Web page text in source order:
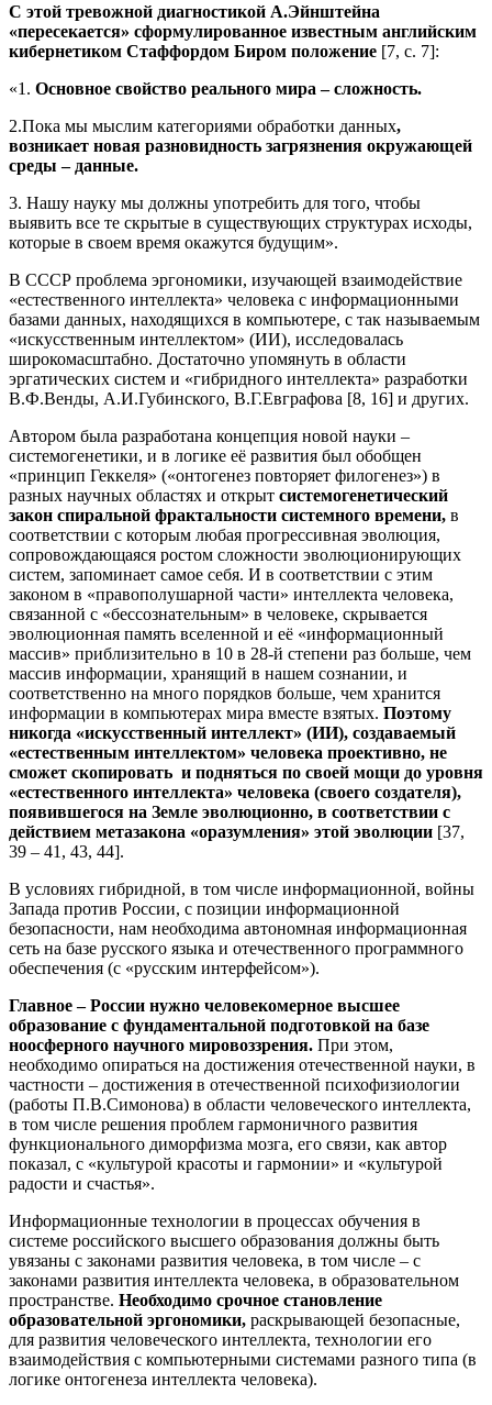
С этой тревожной диагностикой А.Эйнштейна
«пересекается» сформулированное известным английским
кибернетиком Стаффордом Биром положение [7, с. 7]:
«1. Основное свойство реального мира – сложность.
2.Пока мы мыслим категориями обработки данных,
возникает новая разновидность загрязнения окружающей
среды – данные.
3. Нашу науку мы должны употребить для того, чтобы
выявить все те скрытые в существующих структурах исходы,
которые в своем время окажутся будущим».
В СССР проблема эргономики, изучающей взаимодействие
«естественного интеллекта» человека с информационными
базами данных, находящихся в компьютере, с так называемым
«искусственным интеллектом» (ИИ), исследовалась
широкомасштабно. Достаточно упомянуть в области
эргатических систем и «гибридного интеллекта» разработки
В.Ф.Венды, А.И.Губинского, В.Г.Евграфова [8, 16] и других.
Автором была разработана концепция новой науки –
системогенетики, и в логике её развития был обобщен
«принцип Геккеля» («онтогенез повторяет филогенез») в
разных научных областях и открыт системогенетический
закон спиральной фрактальности системного времени, в
соответствии с которым любая прогрессивная эволюция,
сопровождающаяся ростом сложности эволюционирующих
систем, запоминает самое себя. И в соответствии с этим
законом в «правополушарной части» интеллекта человека,
связанной с «бессознательным» в человеке, скрывается
эволюционная память вселенной и её «информационный
массив» приблизительно в 10 в 28-й степени раз больше, чем
массив информации, хранящий в нашем сознании, и
соответственно на много порядков больше, чем хранится
информации в компьютерах мира вместе взятых. Поэтому
никогда «искусственный интеллект» (ИИ), создаваемый
«естественным интеллектом» человека проективно, не
сможет скопировать и подняться по своей мощи до уровня
«естественного интеллекта» человека (своего создателя),
появившегося на Земле эволюционно, в соответствии с
действием метазакона «оразумления» этой эволюции [37,
39 – 41, 43, 44].
В условиях гибридной, в том числе информационной, войны
Запада против России, с позиции информационной
безопасности, нам необходима автономная информационная
сеть на базе русского языка и отечественного программного
обеспечения (с «русским интерфейсом»).
Главное – России нужно человекомерное высшее
образование с фундаментальной подготовкой на базе
ноосферного научного мировоззрения. При этом,
необходимо опираться на достижения отечественной науки, в
частности – достижения в отечественной психофизиологии
(работы П.В.Симонова) в области человеческого интеллекта,
в том числе решения проблем гармоничного развития
функционального диморфизма мозга, его связи, как автор
показал, с «культурой красоты и гармонии» и «культурой
радости и счастья».
Информационные технологии в процессах обучения в
системе российского высшего образования должны быть
увязаны с законами развития человека, в том числе – с
законами развития интеллекта человека, в образовательном
пространстве. Необходимо срочное становление
образовательной эргономики, раскрывающей безопасные,
для развития человеческого интеллекта, технологии его
взаимодействия с компьютерными системами разного типа (в
логике онтогенеза интеллекта человека).